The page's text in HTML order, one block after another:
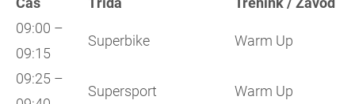
09:00 –
09:15
Superbike Warm Up
09:25 –
Supersport Warm Up